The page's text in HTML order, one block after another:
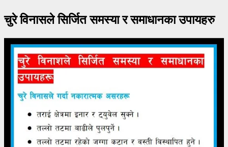
चुरे विनासले सिर्जित समस्या र समाधानका उपायहरु